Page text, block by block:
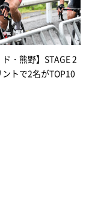
ド・熊野】STAGE 2
トで2名がTOP10